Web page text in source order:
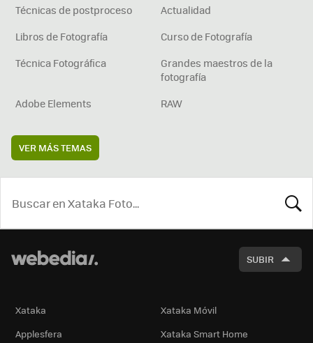
Técnicas de postproceso
Actualidad
Libros de Fotografía
Curso de Fotografía
Técnica Fotográfica
Grandes maestros de la
fotografía
Adobe Elements
RAW
VER MÁS TEMAS
SUBIR
Xataka
Xataka Móvil
Applesfera
Xataka Smart Home